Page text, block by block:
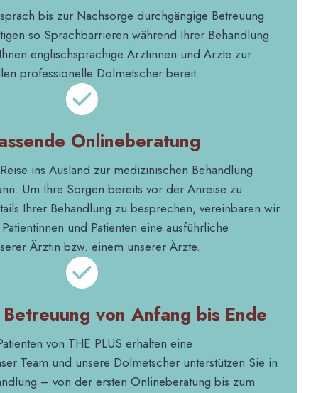
bis zur Nachsorge durchgängige Betreuung
so Sprachbarrieren während Ihrer Behandlung.
englischsprachige Ärztinnen und Ärzte zur
professionelle Dolmetscher bereit.
Onlineberatung
ins Ausland zur medizinischen Behandlung
Um Ihre Sorgen bereits vor der Anreise zu
Ihrer Behandlung zu besprechen, vereinbaren wir
und Patienten eine ausführliche
Ärztin bzw. einem unserer Ärzte.
von Anfang bis Ende
von THE PLUS erhalten eine
Team und unsere Dolmetscher unterstützen Sie in
– von der ersten Onlineberatung bis zum